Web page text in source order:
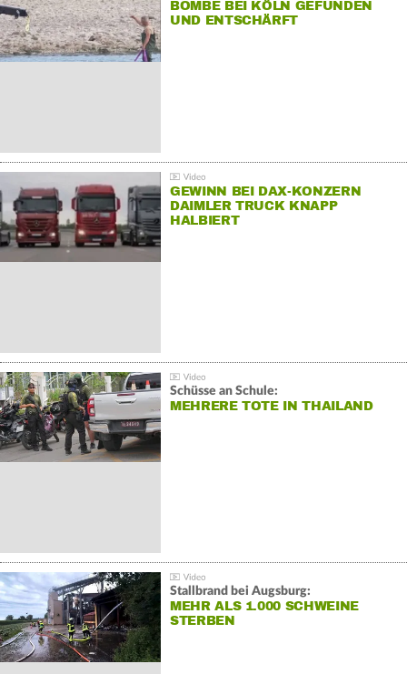
BOMBE BEI KÖLN GEFUNDEN
UND ENTSCHÄRFT
GEWINN BEI DAX-KONZERN
DAIMLER TRUCK KNAPP
HALBIERT
Schüsse an Schule:
MEHRERE TOTE IN THAILAND
Stallbrand bei Augsburg:
MEHR ALS 1.000 SCHWEINE
STERBEN